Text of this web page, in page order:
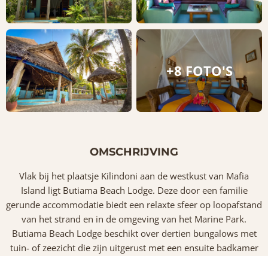
+8 FOTO'S
OMSCHRIJVING
Vlak bij het plaatsje Kilindoni aan de westkust van Mafia
Island ligt Butiama Beach Lodge. Deze door een familie
gerunde accommodatie biedt een relaxte sfeer op loopafstand
van het strand en in de omgeving van het Marine Park.
Butiama Beach Lodge beschikt over dertien bungalows met
tuin- of zeezicht die zijn uitgerust met een ensuite badkamer